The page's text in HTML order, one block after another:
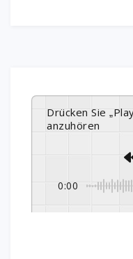
Drücken Sie „Play“, um diesen Inhalt
anzuhören
0:00